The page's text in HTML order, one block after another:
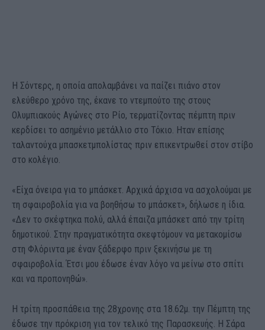
Η Σόντερς, η οποία απολαμβάνει να παίζει πιάνο στον
ελεύθερο χρόνο της, έκανε το ντεμπούτο της στους
Ολυμπιακούς Αγώνες στο Ρίο, τερματίζοντας πέμπτη πριν
κερδίσει το ασημένιο μετάλλιο στο Τόκιο. Ηταν επίσης
ταλαντούχα μπασκετμπολίστας πριν επικεντρωθεί στον στίβο
στο κολέγιο.
«Είχα όνειρα για το μπάσκετ. Αρχικά άρχισα να ασχολούμαι με
τη σφαιροβολία για να βοηθήσω το μπάσκετ», δήλωσε η ίδια.
«Δεν το σκέφτηκα πολύ, αλλά έπαιζα μπάσκετ από την τρίτη
δημοτικού. Στην πραγματικότητα σκεφτόμουν να μετακομίσω
στη Φλόριντα με έναν ξάδερφο πριν ξεκινήσω με τη
σφαιροβολία. Έτσι μου έδωσε έναν λόγο να μείνω στο σπίτι
και να προπονηθώ».
Η τρίτη προσπάθεια της 28χρονης στα 18.62μ. την Πέμπτη της
έδωσε την πρόκριση για τον τελικό της Παρασκευής. Η Σάρα